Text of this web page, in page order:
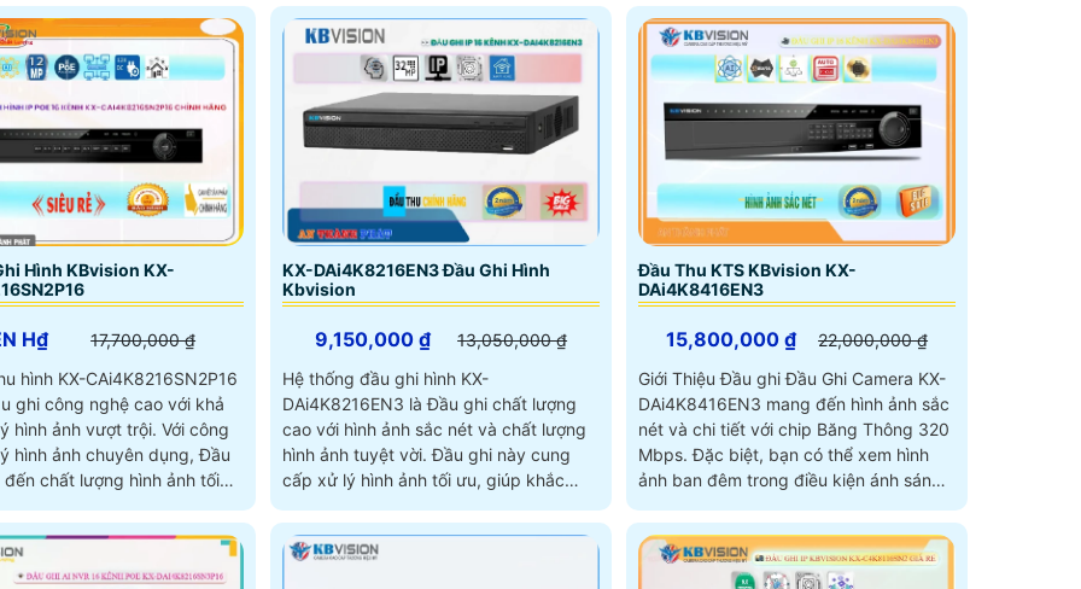
Hình KBvision KX-
H₫
17,700,000 ₫
hình KX-CAi4K8216SN2P16
ghi công nghệ cao với khả
ảnh vượt trội. Với công
hình ảnh chuyên dụng, Đầu
đến chất lượng hình ảnh tối
KX-DAi4K8216EN3 Đầu Ghi Hình
Kbvision
9,150,000 ₫
13,050,000 ₫
Hệ thống đầu ghi hình KX-
DAi4K8216EN3 là Đầu ghi chất lượng
cao với hình ảnh sắc nét và chất lượng
hình ảnh tuyệt vời. Đầu ghi này cung
cấp xử lý hình ảnh tối ưu, giúp khắc
Đầu Thu KTS KBvision KX-
DAi4K8416EN3
15,800,000 ₫
22,000,000 ₫
Giới Thiệu Đầu ghi Đầu Ghi Camera KX-
DAi4K8416EN3 mang đến hình ảnh sắc
nét và chi tiết với chip Băng Thông 320
Mbps. Đặc biệt, bạn có thể xem hình
ảnh ban đêm trong điều kiện ánh sáng
đẹp mắt